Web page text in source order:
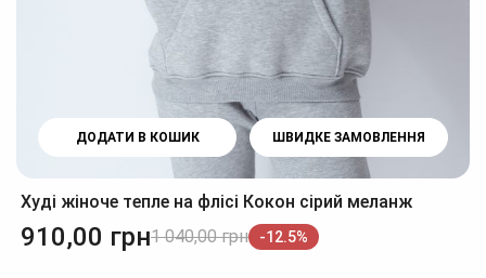
ДОДАТИ В КОШИК ШВИДКЕ ЗАМОВЛЕННЯ
Худі жіноче тепле на флісі Кокон сірий меланж
910,00 грн1 040,00 грн -12.5%